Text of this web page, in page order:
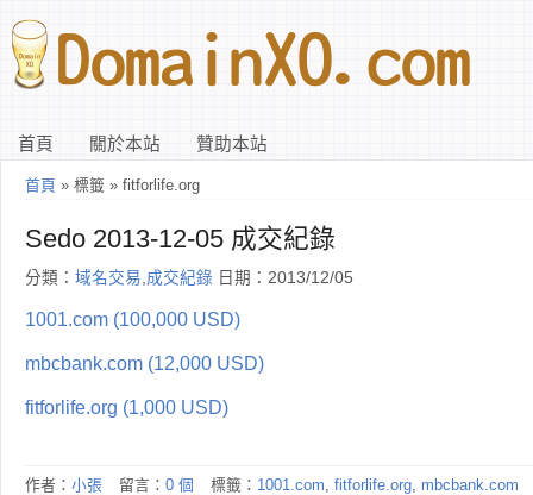
首頁 關於本站 贊助本站
首頁 » 標籤 » fitforlife.org
Sedo 2013-12-05 成交紀錄
分類： 域名交易,成交紀錄 日期：2013/12/05
1001.com (100,000 USD)
mbcbank.com (12,000 USD)
fitforlife.org (1,000 USD)
作者： 小張 留言： 0 個 標籤： 1001.com, fitforlife.org, mbcbank.com